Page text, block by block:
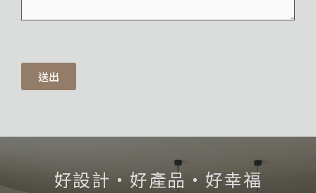
送出
好設計・好產品・好幸福